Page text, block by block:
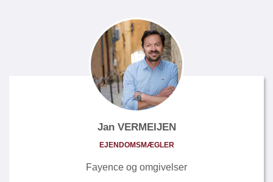
Jan VERMEIJEN
EJENDOMSMÆGLER
Fayence og omgivelser